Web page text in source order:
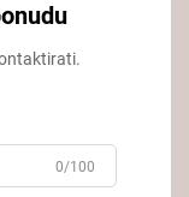
0/100